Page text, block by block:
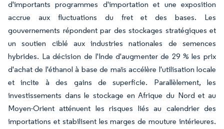
d'importants programmes d'importation et une exposition
accrue aux fluctuations du fret et des bases. Les
gouvernements répondent par des stockages stratégiques et
un soutien ciblé aux industries nationales de semences
hybrides. La décision de l'Inde d'augmenter de 29 % les prix
d'achat de l'éthanol à base de maïs accélère l'utilisation locale
et incite à des gains de superficie. Parallèlement, les
investissements dans le stockage en Afrique du Nord et au
Moyen-Orient atténuent les risques liés au calendrier des
importations et stabilisent les marges de mouture intérieures.